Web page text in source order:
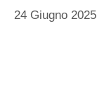
24 Giugno 2025